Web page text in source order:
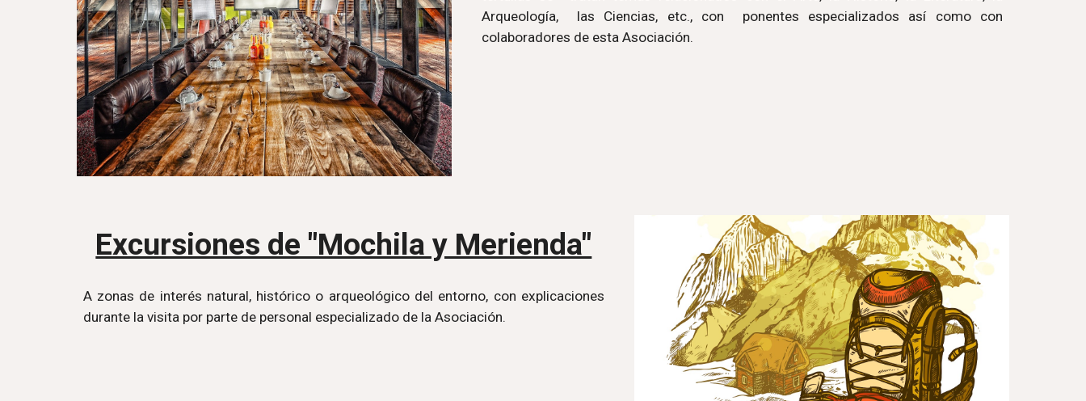
Arqueología, las Ciencias, etc., con ponentes especializados así como con
colaboradores de esta Asociación.
Excursiones de "Mochila y Merienda"
A zonas de interés natural, histórico o arqueológico del entorno, con explicaciones
durante la visita por parte de personal especializado de la Asociación.